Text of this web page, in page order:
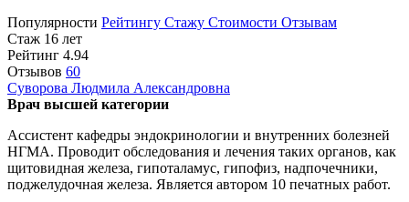
Популярности Рейтингу Стажу Стоимости Отзывам
Стаж 16 лет
Рейтинг 4.94
Отзывов 60
Суворова Людмила Александровна
Врач высшей категории
Ассистент кафедры эндокринологии и внутренних болезней
НГМА. Проводит обследования и лечения таких органов, как
щитовидная железа, гипоталамус, гипофиз, надпочечники,
поджелудочная железа. Является автором 10 печатных работ.